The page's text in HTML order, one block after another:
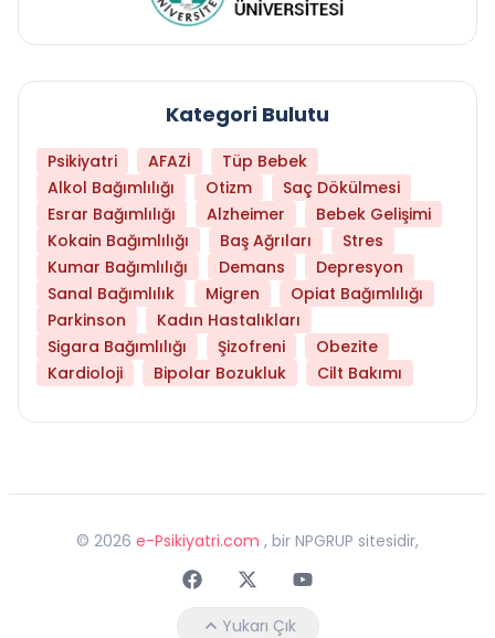
Kategori Bulutu
Psikiyatri AFAZİ
Tüp Bebek
Alkol Bağımlılığı
Otizm
Saç Dökülmesi
Esrar Bağımlılığı
Alzheimer
Bebek Gelişimi
Kokain Bağımlılığı
Baş Ağrıları
Stres
Kumar Bağımlılığı
Demans
Depresyon
Sanal Bağımlılık
Migren
Opiat Bağımlılığı
Parkinson
Kadın Hastalıkları
Sigara Bağımlılığı
Şizofreni
Obezite
Kardioloji
Bipolar Bozukluk Cilt Bakımı
© 2026 e-Psikiyatri.com , bir NPGRUP sitesidir,
FaceebokTwitterYoutube
Yukarı Çık